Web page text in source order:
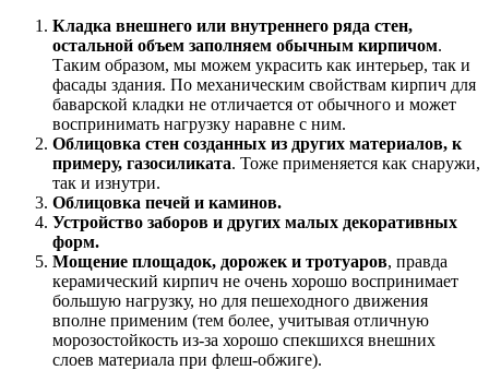
Кладка внешнего или внутреннего ряда стен,
остальной объем заполняем обычным кирпичом.
Таким образом, мы можем украсить как интерьер, так и
фасады здания. По механическим свойствам кирпич для
баварской кладки не отличается от обычного и может
воспринимать нагрузку наравне с ним.
Облицовка стен созданных из других материалов, к
примеру, газосиликата. Тоже применяется как снаружи,
так и изнутри.
Облицовка печей и каминов.
Устройство заборов и других малых декоративных
форм.
Мощение площадок, дорожек и тротуаров, правда
керамический кирпич не очень хорошо воспринимает
большую нагрузку, но для пешеходного движения
вполне применим (тем более, учитывая отличную
морозостойкость из-за хорошо спекшихся внешних
слоев материала при флеш-обжиге).